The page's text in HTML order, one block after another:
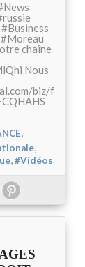
chaîne
Nous
biz/f
,
,
,#Vidéos